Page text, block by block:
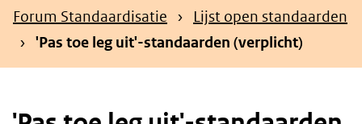
zoekterm
Kruimelpad
Forum Standaardisatie
Lijst open standaarden
'Pas toe leg uit'-standaarden (verplicht)